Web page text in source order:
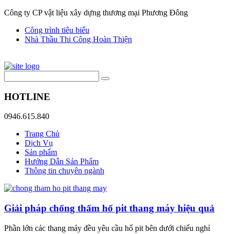
Công ty CP vật liệu xây dựng thương mại Phương Đông
Công trình tiêu biểu
Nhà Thầu Thi Công Hoàn Thiện
HOTLINE
0946.615.840
Trang Chủ
Dịch Vụ
Sản phẩm
Hướng Dẫn Sản Phẩm
Thông tin chuyên ngành
Giải pháp chống thấm hố pit thang máy hiệu quả
Phần lớn các thang máy đều yêu cầu hố pit bên dưới chiếu nghỉ